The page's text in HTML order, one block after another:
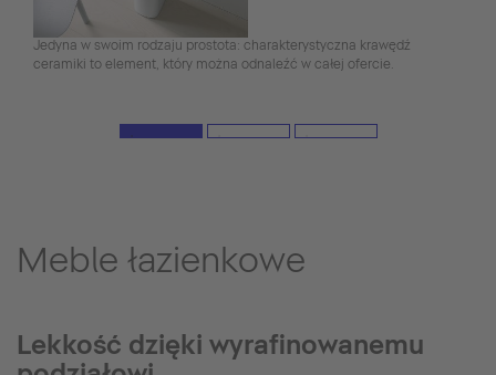
Jedyna w swoim rodzaju prostota: charakterystyczna krawędź
ceramiki to element, który można odnaleźć w całej ofercie.
Meble łazienkowe
Lekkość dzięki wyrafinowanemu